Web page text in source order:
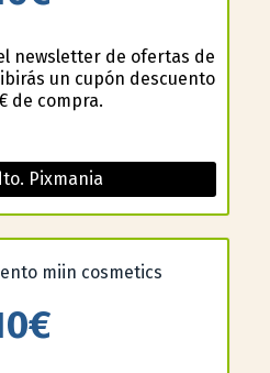
newsletter de ofertas de
un cupón descuento
de compra.
Pixmania